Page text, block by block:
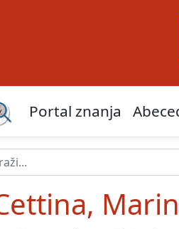
Portal znanja